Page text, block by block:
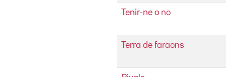
Tenir-ne o no
Terra de faraons